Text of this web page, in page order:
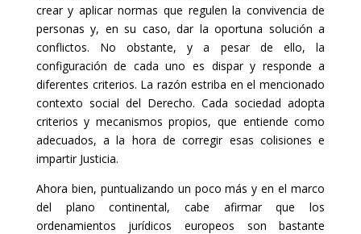
crear y aplicar normas que regulen la convivencia de
personas y, en su caso, dar la oportuna solución a
conflictos. No obstante, y a pesar de ello, la
configuración de cada uno es dispar y responde a
diferentes criterios. La razón estriba en el mencionado
contexto social del Derecho. Cada sociedad adopta
criterios y mecanismos propios, que entiende como
adecuados, a la hora de corregir esas colisiones e
impartir Justicia.
Ahora bien, puntualizando un poco más y en el marco
del plano continental, cabe afirmar que los
ordenamientos jurídicos europeos son bastante